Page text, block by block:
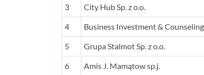
3 City Hub Sp. z o.o.
4 Business Investment & Counseling
5 Grupa Stalmot Sp. z o.o.
6 Amis J. Mamątow sp.j.